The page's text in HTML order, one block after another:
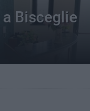
Bisceglie